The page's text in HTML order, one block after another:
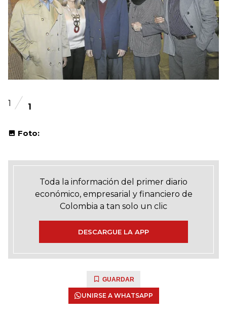
1 1
Foto:
Toda la información del primer diario
económico, empresarial y financiero de
Colombia a tan solo un clic
DESCARGUE LA APP
GUARDAR
UNIRSE A WHATSAPP